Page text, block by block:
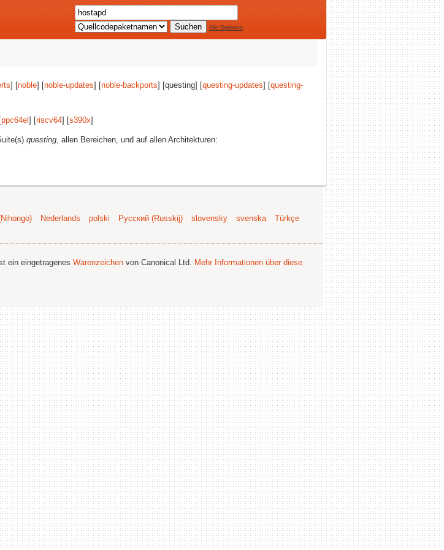
Alle Optionen
] [noble] [noble-updates] [noble-backports] [questing] [questing-updates] [questing-
ppc64el ] [riscv64] [s390x]
questing, allen Bereichen, und auf allen Architekturen:
Nederlands polski Русский (Russkij) slovensky svenska
Türkçe
ein eingetragenes Warenzeichen von Canonical Ltd. Mehr Informationen über diese